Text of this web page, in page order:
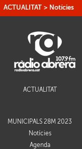
ACTUALITAT > Notícies
ACTUALITAT
MUNICIPALS 28M 2023
Notícies
Agenda